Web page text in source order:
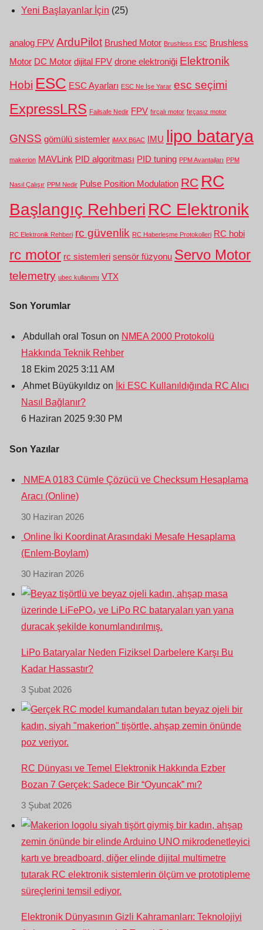
Yeni Başlayanlar İçin (25)
analog FPV ArduPilot Brushed Motor Brushless ESC Brushless
Motor DC Motor dijital FPV drone elektroniği Elektronik
Hobi ESC ESC Ayarları ESC Ne İşe Yarar esc seçimi
ExpressLRS Failsafe Nedir FPV fırçalı motor fırçasız motor
GNSS gömülü sistemler iMAX B6AC IMU lipo batarya
makerion MAVLink PID algoritması PID tuning PPM Avantajları PPM
Nasıl Çalışır PPM Nedir Pulse Position Modulation RC RC
Başlangıç Rehberi RC Elektronik
RC Elektronik Rehberi rc güvenlik RC Haberleşme Protokolleri RC hobi
rc motor rc sistemleri sensör füzyonu Servo Motor
telemetry ubec kullanımı VTX
Son Yorumlar
Abdullah oral Tosun on NMEA 2000 Protokolü
Hakkında Teknik Rehber
18 Ekim 2025 3:11 AM
Ahmet Büyükyıldız on
İki ESC Kullanıldığında RC Alıcı
Nasıl Bağlanır?
6 Haziran 2025 9:30 PM
Son Yazılar
NMEA 0183 Cümle Çözücü ve Checksum Hesaplama
Aracı (Online)
30 Haziran 2026
Online İki Koordinat Arasındaki Mesafe Hesaplama
(Enlem-Boylam)
30 Haziran 2026
LiPo Bataryalar Neden Fiziksel Darbelere Karşı Bu
Kadar Hassastır?
3 Şubat 2026
RC Dünyası ve Temel Elektronik Hakkında Ezber
Bozan 7 Gerçek: Sadece Bir “Oyuncak” mı?
3 Şubat 2026
Elektronik Dünyasının Gizli Kahramanları: Teknolojiyi